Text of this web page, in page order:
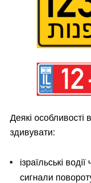
Деякі особливості
здивувати:
ізраїльські
сигнали